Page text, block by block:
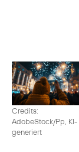
Credits:
AdobeStock/Pp, KI-
generiert